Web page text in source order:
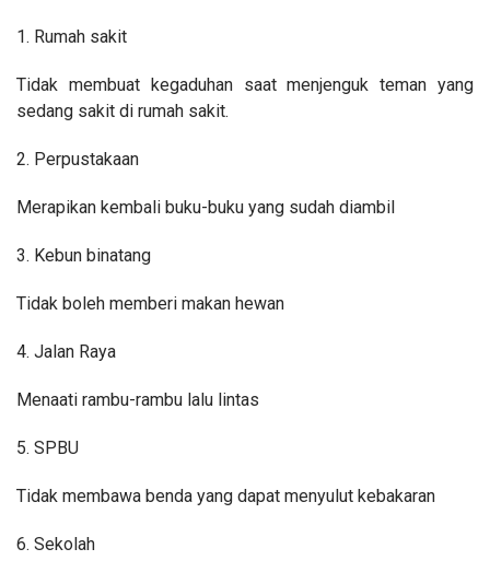
1. Rumah sakit
Tidak membuat kegaduhan saat menjenguk teman yang
sedang sakit di rumah sakit.
2. Perpustakaan
Merapikan kembali buku-buku yang sudah diambil
3. Kebun binatang
Tidak boleh memberi makan hewan
4. Jalan Raya
Menaati rambu-rambu lalu lintas
5. SPBU
Tidak membawa benda yang dapat menyulut kebakaran
6. Sekolah